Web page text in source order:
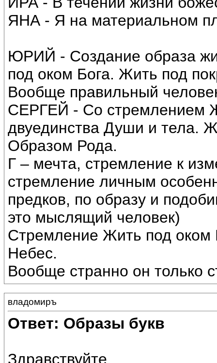
ЯНА - Я на материальном
ЮРИЙ - Создание образа
под оком Бога. Жить под
Вообще правильный
СЕРГЕЙ - Со стремлением
двуединства Души и тела.
Образом Рода.
Г – мечта, стремление к
стремление личным
предков, по образу и
это мыслящий человек)
Стремление Жить под оком
Небес.
Вообще странно он только
владомиръ
Ответ: Образы букв
Здравствуйте